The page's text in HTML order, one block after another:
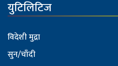
युटिलिटिज
विदेशी मुद्रा
सुन/चाँदी